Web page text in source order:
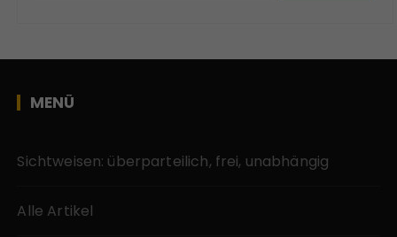
MENÜ
Sichtweisen: überparteilich, frei, unabhängig
Alle Artikel